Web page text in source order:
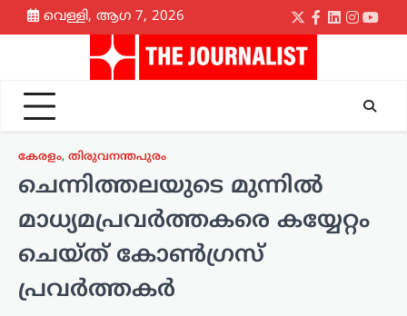
Skip
to
വെള്ളി, ആഗ 7, 2026
Twitter
Facebook
LinkedIn
കേരളം, തിരുവനന്തപുരം
ചെന്നിത്തലയുടെ മുന്നിൽ
മാധ്യമപ്രവർത്തകരെ കയ്യേറ്റം
ചെയ്‌ത് കോൺഗ്രസ്
പ്രവർത്തകർ